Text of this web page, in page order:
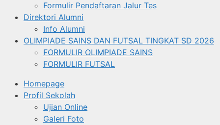
Formulir Pendaftaran Jalur Tes
Direktori Alumni
Info Alumni
OLIMPIADE SAINS DAN FUTSAL TINGKAT SD 2026
FORMULIR OLIMPIADE SAINS
FORMULIR FUTSAL
Homepage
Profil Sekolah
Ujian Online
Galeri Foto